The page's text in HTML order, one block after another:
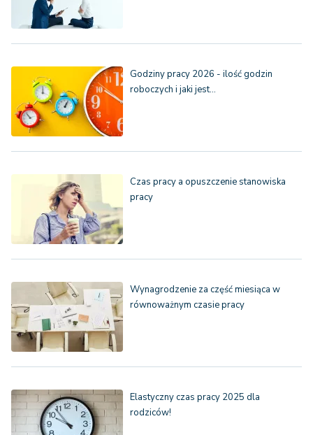
Godziny pracy 2026 - ilość godzin
roboczych i jaki jest…
Czas pracy a opuszczenie stanowiska
pracy
Wynagrodzenie za część miesiąca w
równoważnym czasie pracy
Elastyczny czas pracy 2025 dla
rodziców!